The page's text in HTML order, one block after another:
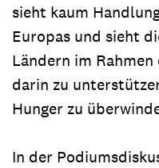
sieht kaum
Europas und sieht
Ländern im
darin zu
Hunger zu
In der